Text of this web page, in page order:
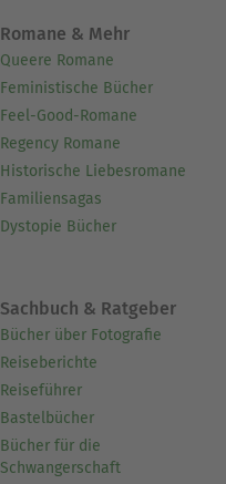
Romane & Mehr
Queere Romane
Feministische Bücher
Feel-Good-Romane
Regency Romane
Historische Liebesromane
Familiensagas
Dystopie Bücher
Sachbuch & Ratgeber
Bücher über Fotografie
Reiseberichte
Reiseführer
Bastelbücher
Bücher für die
Schwangerschaft